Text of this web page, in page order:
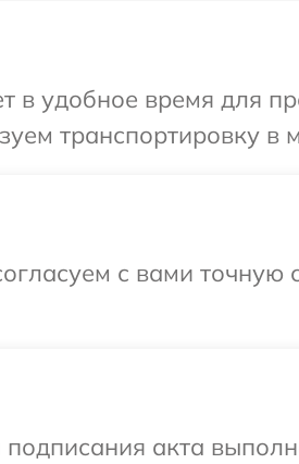
удобное время для
транспортировку в
с вами точную
подписания акта